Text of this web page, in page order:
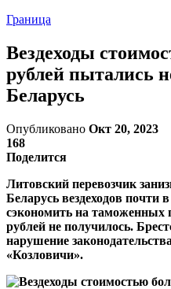
Граница
Вездеходы
рублей пытались
Беларусь
Опубликовано Окт 20, 2023
168
Поделится
Литовский перевозчик
Беларусь вездеходов почти
сэкономить на таможенных
рублей не получилось.
нарушение
«Козловичи».